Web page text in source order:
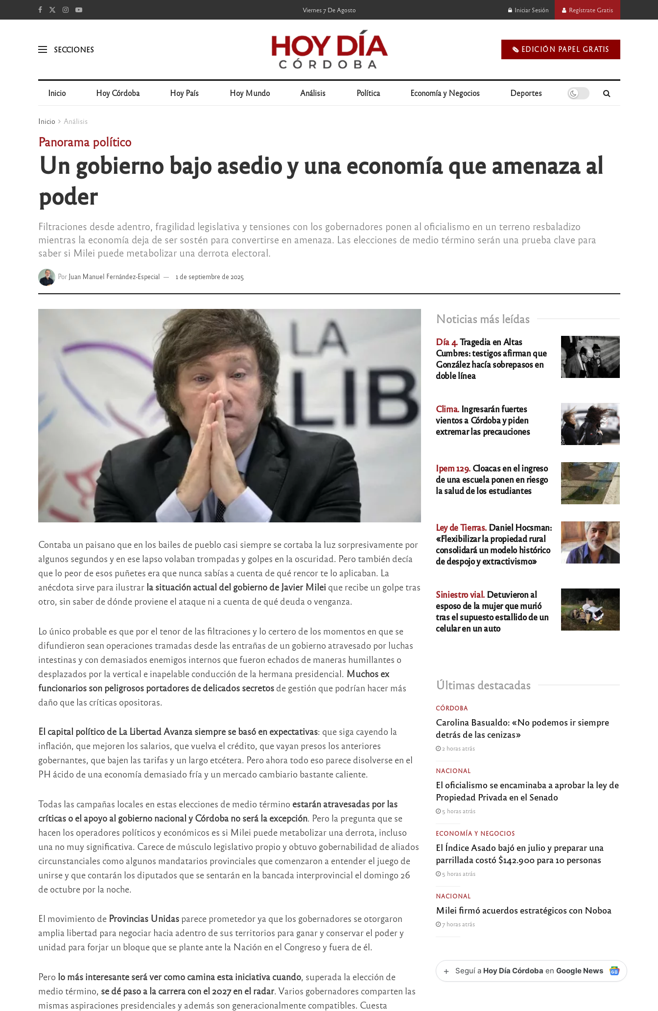
Viernes 7 De Agosto Iniciar Sesión Regístrate Gratis
SECCIONES 🗞️ EDICIÓN PAPEL GRATIS
Inicio Hoy Córdoba Hoy País Hoy Mundo Análisis Política Economía y Negocios Deportes
Inicio Análisis
Panorama político
Un gobierno bajo asedio y una economía que amenaza al
poder
Filtraciones desde adentro, fragilidad legislativa y tensiones con los gobernadores ponen al oficialismo en un terreno resbaladizo
mientras la economía deja de ser sostén para convertirse en amenaza. Las elecciones de medio término serán una prueba clave para
saber si Milei puede metabolizar una derrota electoral.
Por Juan Manuel Fernández-Especial 1 de septiembre de 2025
Contaba un paisano que en los bailes de pueblo casi siempre se cortaba la luz sorpresivamente por
algunos segundos y en ese lapso volaban trompadas y golpes en la oscuridad. Pero también decía
que lo peor de esos puñetes era que nunca sabías a cuenta de qué rencor te lo aplicaban. La
anécdota sirve para ilustrarla situación actual del gobierno de Javier Milei que recibe un golpe tras
otro, sin saber de dónde proviene el ataque ni a cuenta de qué deuda o venganza.
Lo único probable es que por el tenor de las filtraciones y lo certero de los momentos en que se
difundieron sean operaciones tramadas desde las entrañas de un gobierno atravesado por luchas
intestinas y con demasiados enemigos internos que fueron echados de maneras humillantes o
desplazados por la vertical e inapelable conducción de la hermana presidencial. Muchos ex
funcionarios son peligrosos portadores de delicados secretosde gestión que podrían hacer más
daño que las críticas opositoras.
El capital político de La Libertad Avanza siempre se basó en expectativas: que siga cayendo la
inflación, que mejoren los salarios, que vuelva el crédito, que vayan presos los anteriores
gobernantes, que bajen las tarifas y un largo etcétera. Pero ahora todo eso parece disolverse en el
PH ácido de una economía demasiado fría y un mercado cambiario bastante caliente.
Todas las campañas locales en estas elecciones de medio término estarán atravesadas por las
críticas o el apoyo al gobierno nacional y Córdoba no será la excepción. Pero la pregunta que se
hacen los operadores políticos y económicos es si Milei puede metabolizar una derrota, incluso
una no muy significativa. Carece de músculo legislativo propio y obtuvo gobernabilidad de aliados
circunstanciales como algunos mandatarios provinciales que comenzaron a entender el juego de
unirse y que contarán los diputados que se sentarán en la bancada interprovincial el domingo 26
de octubre por la noche.
El movimiento de Provincias Unidasparece prometedor ya que los gobernadores se otorgaron
amplia libertad para negociar hacia adentro de sus territorios para ganar y conservar el poder y
unidad para forjar un bloque que se plante ante la Nación en el Congreso y fuera de él.
Pero lo más interesante será ver como camina esta iniciativa cuando, superada la elección de
medio término, se dé paso a la carrera con el 2027 en el radar. Varios gobernadores comparten las
mismas aspiraciones presidenciales y además son generacionalmente compatibles. Cuesta
Noticias más leídas
Día 4.Tragedia en Altas
Cumbres: testigos afirman que
González hacía sobrepasos en
doble línea
Clima. Ingresarán fuertes
vientos a Córdoba y piden
extremar las precauciones
Ipem 129. Cloacas en el ingreso
de una escuela ponen en riesgo
la salud de los estudiantes
Ley de Tierras. Daniel Hocsman:
«Flexibilizar la propiedad rural
consolidará un modelo histórico
de despojo y extractivismo»
Siniestro vial. Detuvieron al
esposo de la mujer que murió
tras el supuesto estallido de un
celular en un auto
Últimas destacadas
CÓRDOBA
Carolina Basualdo: «No podemos ir siempre
detrás de las cenizas»
2 horas atrás
NACIONAL
El oficialismo se encaminaba a aprobar la ley de
Propiedad Privada en el Senado
5 horas atrás
ECONOMÍA Y NEGOCIOS
El Índice Asado bajó en julio y preparar una
parrillada costó $142.900 para 10 personas
5 horas atrás
NACIONAL
Milei firmó acuerdos estratégicos con Noboa
7 horas atrás
+ Seguí a Hoy Día Córdoba enGoogle News